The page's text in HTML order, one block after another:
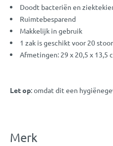
Doodt bacteriën en
Ruimtebesparend
Makkelijk in gebruik
1 zak is geschikt voor 20
Afmetingen: 29 x 20,5 x 13,5
Let op: omdat dit een
Merk